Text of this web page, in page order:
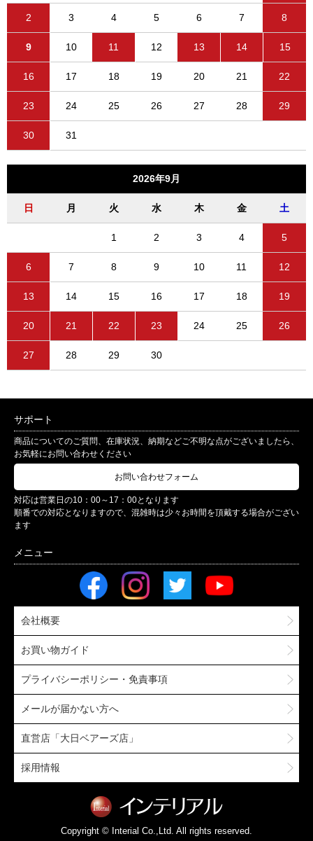
2 3 4 5 6 7 8
9 10 11 12 13 14 15
16 17 18 19 20 21 22
23 24 25 26 27 28 29
30 31
2026年9月
日 月 火 水 木 金 土
1 2 3 4 5
6 7 8 9 10 11 12
13 14 15 16 17 18 19
20 21 22 23 24 25 26
27 28 29 30
サポート
商品についてのご質問、在庫状況、納期などご不明な点がございましたら、
お気軽にお問い合わせください
お問い合わせフォーム
対応は営業日の10：00～17：00となります
順番での対応となりますので、混雑時は少々お時間を頂戴する場合がござい
ます
会社概要
お買い物ガイド
プライバシーポリシー・免責事項
メールが届かない方へ
直営店「大日ベアーズ店」
採用情報
Copyright © Interial Co.,Ltd. All rights reserved.